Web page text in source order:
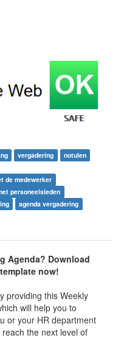
vergadering
notulen
de medewerker
personeelsleden
agenda vergadering
Agenda? Download
template now!
providing this Weekly
will help you to
or your HR department
the next level of